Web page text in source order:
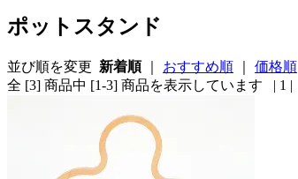
ポットスタンド
並び順を変更 新着順｜ おすすめ順
価格順
全 [3] 商品中 [1-3] 商品を表示しています | 1 |